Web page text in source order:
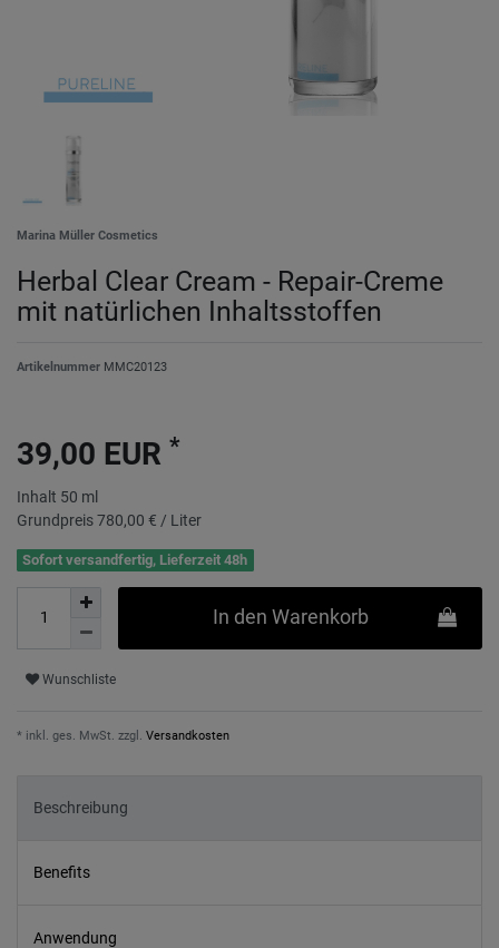
Marina Müller Cosmetics
Herbal Clear Cream - Repair-Creme
mit natürlichen Inhaltsstoffen
Artikelnummer MMC20123
39,00 EUR *
Inhalt 50 ml
Grundpreis780,00 € / Liter
Sofort versandfertig, Lieferzeit 48h
In den Warenkorb
Wunschliste
* inkl. ges. MwSt. zzgl. Versandkosten
Beschreibung
Benefits
Anwendung